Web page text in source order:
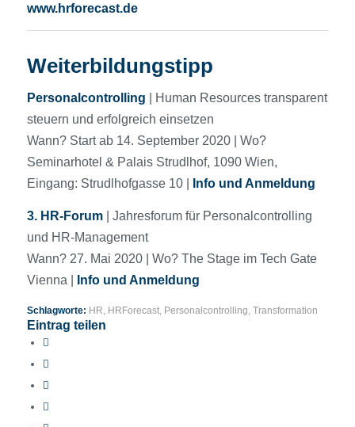
www.hrforecast.de
Weiterbildungstipp
Personalcontrolling | Human Resources transparent
steuern und erfolgreich einsetzen
Wann? Start ab 14. September 2020 | Wo?
Seminarhotel & Palais Strudlhof, 1090 Wien,
Eingang: Strudlhofgasse 10 |
Info und Anmeldung
3. HR-Forum| Jahresforum für Personalcontrolling
und HR-Management
Wann? 27. Mai 2020 | Wo? The Stage im Tech Gate
Vienna |
Info und Anmeldung
Schlagworte: HR HRForecast, Personalcontrolling Transformation
Eintrag teilen